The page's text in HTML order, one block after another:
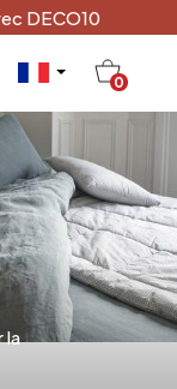
DECO10
0
la